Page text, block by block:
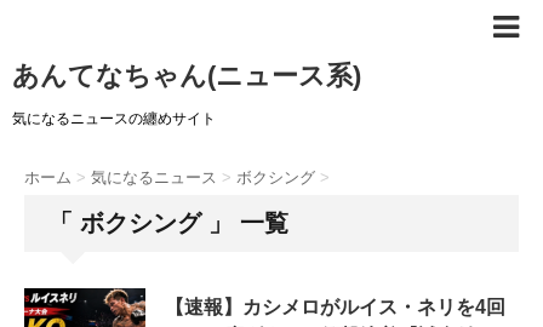
あんてなちゃん(ニュース系)
気になるニュースの纏めサイト
ホーム > 気になるニュース > ボクシング >
「 ボクシング 」 一覧
【速報】カシメロがルイス・ネリを4回